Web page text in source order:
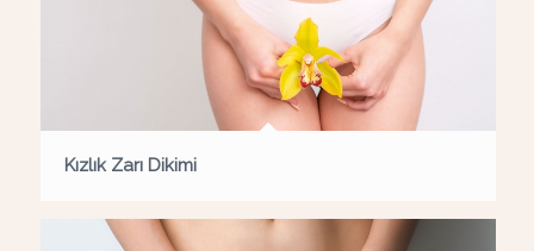
Kızlık Zarı Dikimi